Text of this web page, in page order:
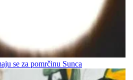
se za pomrčinu Sunca